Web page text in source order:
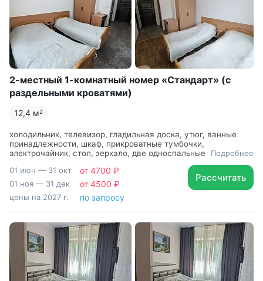
2-местный 1-комнатный номер «Стандарт» (с
раздельными кроватями)
12,4 м2
холодильник, телевизор, гладильная доска, утюг, ванные
принадлежности, шкаф, прикроватные тумбочки,
электрочайник, стол, зеркало, две односпальные кровати,
Подробнее
01 июн — 31 окт
от 4700 ₽
01 ноя — 31 дек от 4500 ₽
цены на 2027 г. по запросу
Рассчитать